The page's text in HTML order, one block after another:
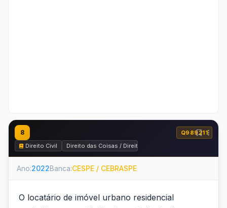
8
Q989211
Direito Civil
Direito das Coisas / Direitos Reais
Ano:2022Banca:CESPE / CEBRASPE
O locatário de imóvel urbano residencial